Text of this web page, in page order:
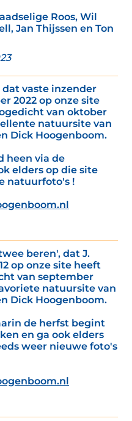
Roos, Wil
Jan Thijssen en Ton
vaste inzender
2022 op onze site
van oktober
natuursite van
Dick Hoogenboom.
heen via de
elders op die site
natuurfoto's !
beren', dat J.
op onze site heeft
van september
natuursite van
Dick Hoogenboom.
de herfst begint
en ga ook elders
weer nieuwe foto's